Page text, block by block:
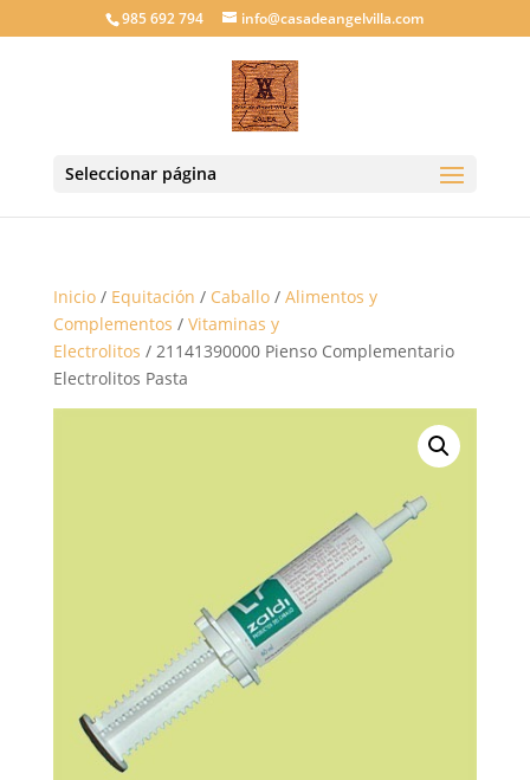
985 692 794 info@casadeangelvilla.com
Seleccionar página
Inicio/ Equitación / Caballo/ Alimentos y
Complementos / Vitaminas y
Electrolitos / 21141390000 Pienso Complementario
Electrolitos Pasta